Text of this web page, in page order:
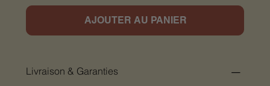
AJOUTER AU PANIER
Livraison & Garanties